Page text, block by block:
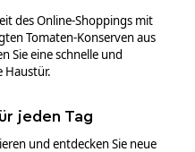
des Online-Shoppings mit
Tomaten-Konserven aus
Sie eine schnelle und
Haustür.
jeden Tag
und entdecken Sie neue